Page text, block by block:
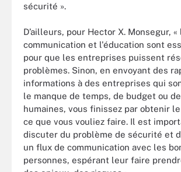
sécurité ».
D’ailleurs, pour Hector X. Monsegur, «
communication et l'éducation sont
pour que les entreprises puissent
problèmes. Sinon, en envoyant des
informations à des entreprises qui
le manque de temps, de budget ou
humaines, vous finissez par obtenir
ce que vous vouliez faire. Il est
discuter du problème de sécurité et
un flux de communication avec les
personnes, espérant leur faire